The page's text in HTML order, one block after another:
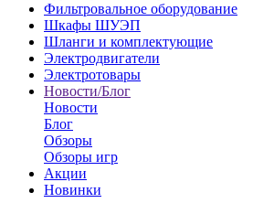
Фильтровальное оборудование
Шкафы ШУЭП
Шланги и комплектующие
Электродвигатели
Электротовары
Новости/Блог
Новости
Блог
Обзоры
Обзоры игр
Акции
Новинки